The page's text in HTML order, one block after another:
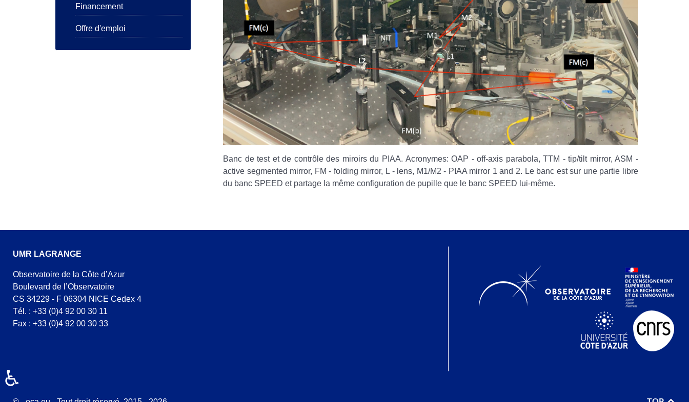
Financement
Offre d'emploi
Banc de test et de contrôle des miroirs du PIAA. Acronymes: OAP - off-axis parabola, TTM - tip/tilt mirror, ASM -
active segmented mirror, FM - folding mirror, L - lens, M1/M2 - PIAA mirror 1 and 2. Le banc est sur une partie libre
du banc SPEED et partage la même configuration de pupille que le banc SPEED lui-même.
UMR LAGRANGE
Observatoire de la Côte d’Azur
Boulevard de l’Observatoire
CS 34229 - F 06304 NICE Cedex 4
Tél. : +33 (0)4 92 00 30 11
Fax : +33 (0)4 92 00 30 33